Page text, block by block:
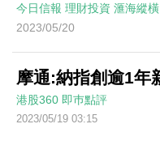
今日信報 理財投資 滙海縱橫
2023/05/20
摩通:納指創逾1年
港股360 即巿點評
2023/05/19 03:15